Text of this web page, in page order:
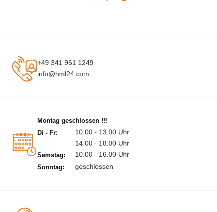
+49 341 961 1249
info@hml24.com
Montag geschlossen !!!
Di - Fr:
10.00 - 13.00 Uhr
14.00 - 18.00 Uhr
Samstag: 10.00 - 16.00 Uhr
Sonntag: geschlossen